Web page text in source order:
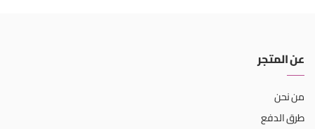
عن المتجر
من نحن
طرق الدفع